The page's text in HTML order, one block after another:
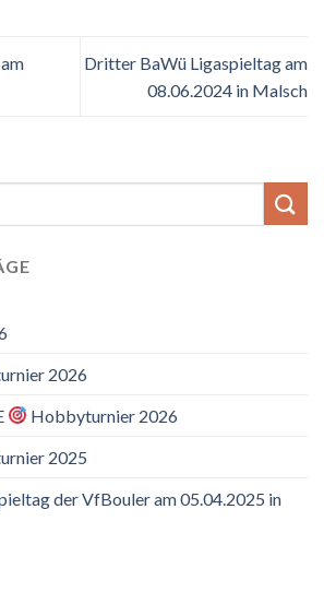
Dritter BaWü Ligaspieltag am
08.06.2024 in Malsch
2026
Hobbyturnier 2026
2025
der VfBouler am 05.04.2025 in